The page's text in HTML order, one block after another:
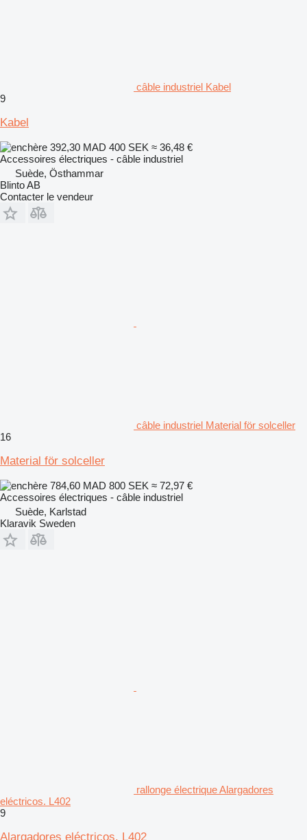
câble industriel Kabel
9
Kabel
392,30 MAD 400 SEK ≈ 36,48 €
Accessoires électriques - câble industriel
Suède, Östhammar
Blinto AB
Contacter le vendeur
câble industriel Material för solceller
16
Material för solceller
784,60 MAD 800 SEK ≈ 72,97 €
Accessoires électriques - câble industriel
Suède, Karlstad
Klaravik Sweden
rallonge électrique Alargadores
eléctricos. L402
9
Alargadores eléctricos. L402